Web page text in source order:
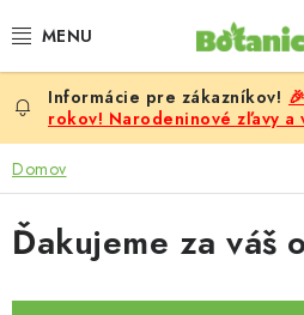
na
PREMIUM
DOPLNKY STRAVY
CIELE
rokov! Narodeninové zľavy
Domov
Ďakujeme za váš